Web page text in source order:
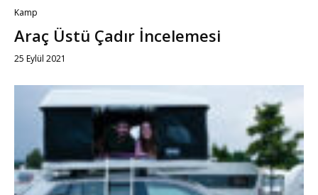
Kamp
Araç Üstü Çadır İncelemesi
25 Eylül 2021